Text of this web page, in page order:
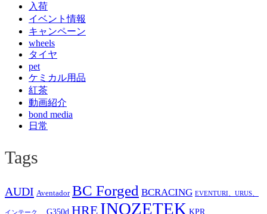
入荷
イベント情報
キャンペーン
wheels
タイヤ
pet
ケミカル用品
紅茶
動画紹介
bond media
日常
Tags
AUDI Aventador BC Forged BCRACING EVENTURI、URUS、
インテーク、 G350d HRE INOZETEK KPR